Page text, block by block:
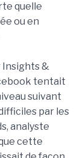
quelle
ou en
Insights &
tentait
suivant
par les
analyste
cette